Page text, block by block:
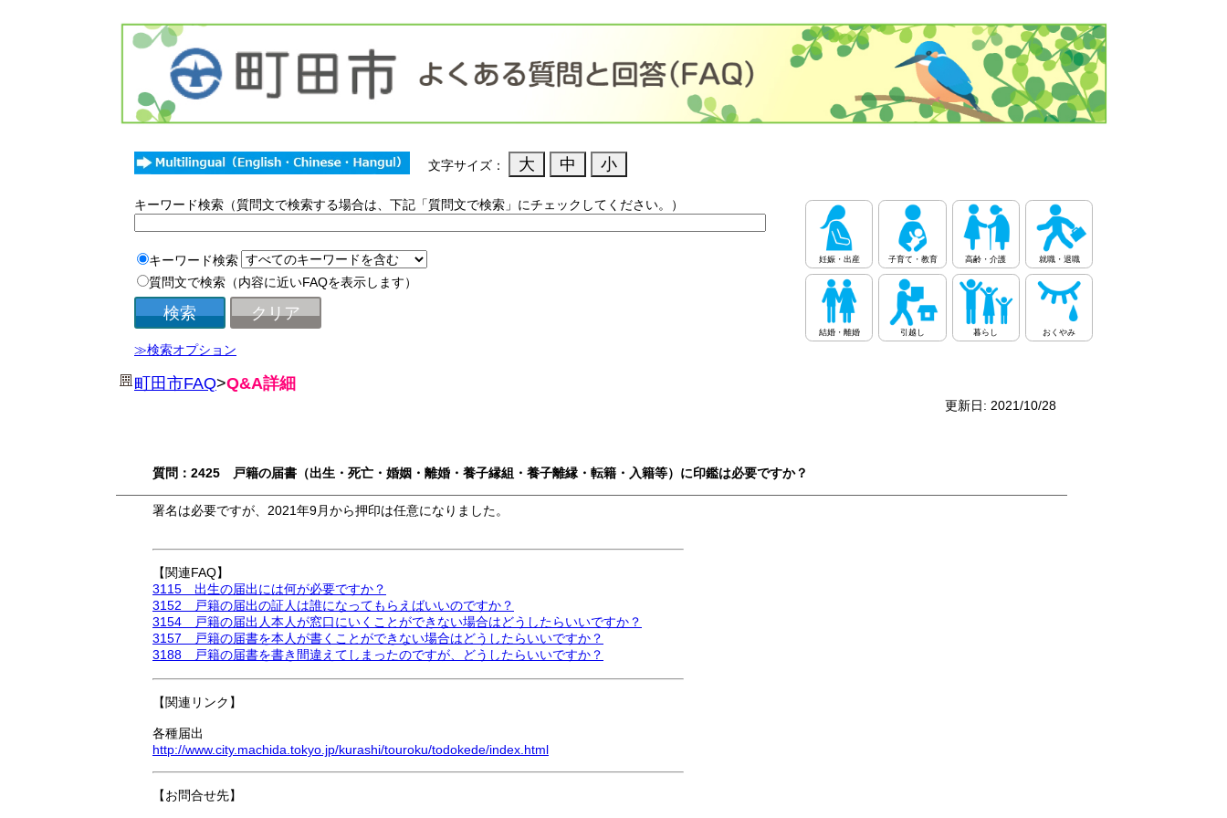
文字サイズ：
キーワード検索（質問文で検索する場合は、下記「質問文で検索」にチェックしてください。）
キーワード検索
質問文で検索（内容に近いFAQを表示します）
≫検索オプション
町田市FAQ>Q&A詳細
更新日: 2021/10/28
質問：2425 戸籍の届書（出生・死亡・婚姻・離婚・養子縁組・養子離縁・転籍・入籍等）に印鑑は必要ですか？
署名は必要ですが、2021年9月から押印は任意になりました。
【関連FAQ】
3115 出生の届出には何が必要ですか？
3152 戸籍の届出の証人は誰になってもらえばいいのですか？
3154 戸籍の届出人本人が窓口にいくことができない場合はどうしたらいいですか？
3157 戸籍の届書を本人が書くことができない場合はどうしたらいいですか？
3188 戸籍の届書を書き間違えてしまったのですが、どうしたらいいですか？
【関連リンク】
各種届出
http://www.city.machida.tokyo.jp/kurashi/touroku/todokede/index.html
【お問合せ先】
妊娠・出産 子育て・教育 高齢・介護 就職・退職
結婚・離婚 引越し 暮らし おくやみ